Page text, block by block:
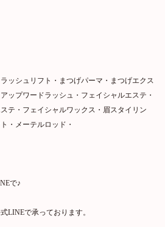
ッシュリフト・まつげパーマ・まつげエクス
ップワードラッシュ・フェイシャルエステ・
テ・フェイシャルワックス・眉スタイリン
・メーテルロッド・
で♪
LINEで承っております。